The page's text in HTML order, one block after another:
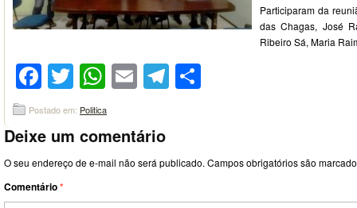
Participaram da
das Chagas, José
Ribeiro Sá, Maria
Facebook
Twitter
WhatsApp
EmailTelegram
Postado em: Politica
Deixe um comentário
O seu endereço de e-mail não será publicado. Campos obrigatórios são
Comentário*